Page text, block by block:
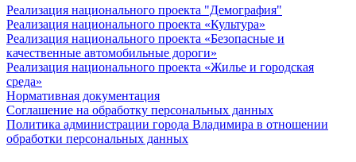
Реализация национального проекта "Демография"
Реализация национального проекта «Культура»
Реализация национального проекта «Безопасные и
качественные автомобильные дороги»
Реализация национального проекта «Жилье и городская
среда»
Нормативная документация
Соглашение на обработку персональных данных
Политика администрации города Владимира в отношении
обработки персональных данных